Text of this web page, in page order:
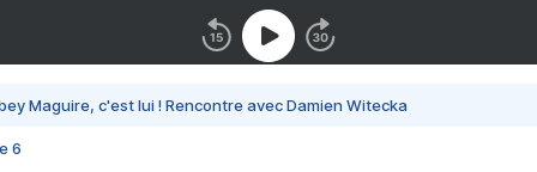
Maguire, c'est lui ! Rencontre avec Damien Witecka
6